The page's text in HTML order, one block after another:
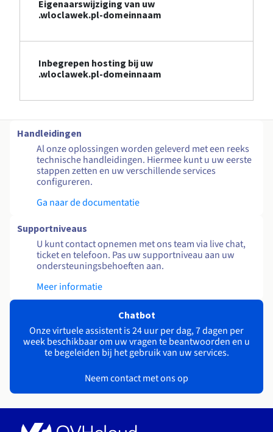
Eigenaarswijziging van uw
.wloclawek.pl-domeinnaam
Inbegrepen hosting bij uw
.wloclawek.pl-domeinnaam
Handleidingen
Al onze oplossingen worden geleverd met een reeks
technische handleidingen. Hiermee kunt u uw eerste
stappen zetten en uw verschillende services
configureren.
Ga naar de documentatie
Supportniveaus
U kunt contact opnemen met ons team via live chat,
ticket en telefoon. Pas uw supportniveau aan uw
ondersteuningsbehoeften aan.
Meer informatie
Chatbot
Onze virtuele assistent is 24 uur per dag, 7 dagen per
week beschikbaar om uw vragen te beantwoorden en u
te begeleiden bij het gebruik van uw services.
Neem contact met ons op